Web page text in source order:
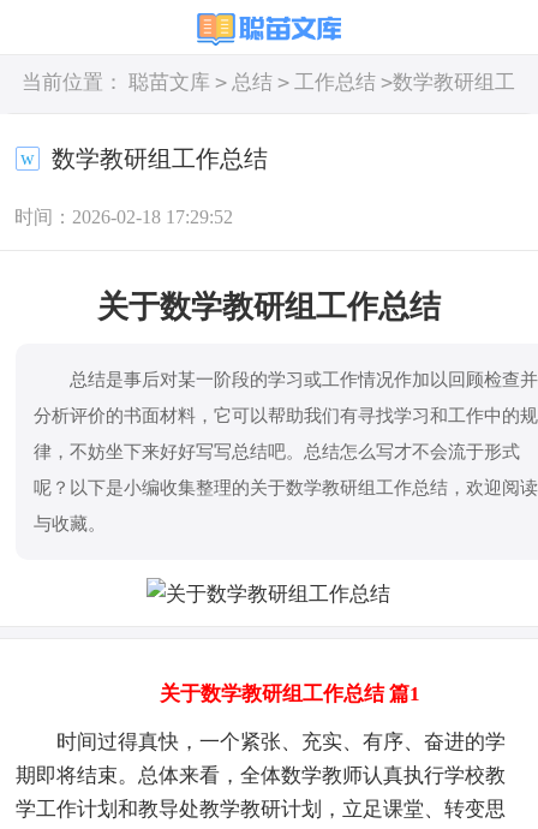
当前位置： 聪苗文库 > 总结 > 工作总结 >数学教研组工
数学教研组工作总结
时间：2026-02-18 17:29:52
关于数学教研组工作总结
总结是事后对某一阶段的学习或工作情况作加以回顾检查并
分析评价的书面材料，它可以帮助我们有寻找学习和工作中的规
律，不妨坐下来好好写写总结吧。总结怎么写才不会流于形式
呢？以下是小编收集整理的关于数学教研组工作总结，欢迎阅读
与收藏。
关于数学教研组工作总结 篇1
时间过得真快，一个紧张、充实、有序、奋进的学
期即将结束。总体来看，全体数学教师认真执行学校教
学工作计划和教导处教学教研计划，立足课堂、转变思